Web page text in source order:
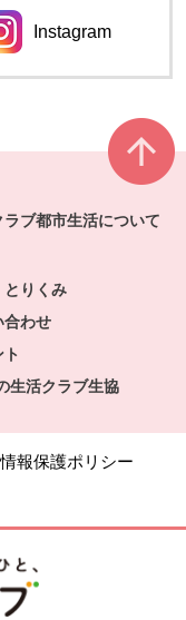
ます。
Instagram
別のウィンドウ
ラブ都市生活について
とりくみ
合わせ
ト
生活クラブ生協
報保護ポリシー